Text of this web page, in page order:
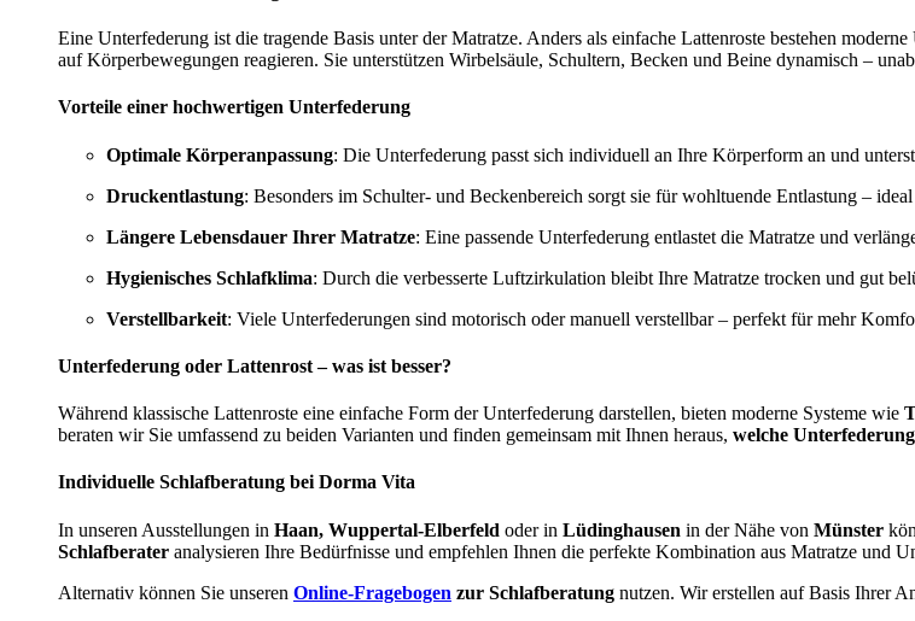
Eine Unterfederung ist die tragende Basis unter der Matratze. Anders als einfache Lattenroste bestehen
auf Körperbewegungen reagieren. Sie unterstützen Wirbelsäule, Schultern, Becken und Beine dynamisch –
Vorteile einer hochwertigen Unterfederung
Optimale Körperanpassung: Die Unterfederung passt sich individuell an Ihre Körperform an und
Druckentlastung: Besonders im Schulter- und Beckenbereich sorgt sie für wohltuende Entlastung –
Längere Lebensdauer Ihrer Matratze: Eine passende Unterfederung entlastet die Matratze und
Hygienisches Schlafklima: Durch die verbesserte Luftzirkulation bleibt Ihre Matratze trocken und gut
Verstellbarkeit: Viele Unterfederungen sind motorisch oder manuell verstellbar – perfekt für mehr
Unterfederung oder Lattenrost – was ist besser?
Während klassische Lattenroste eine einfache Form der Unterfederung darstellen, bieten moderne Systeme wie
beraten wir Sie umfassend zu beiden Varianten und finden gemeinsam mit Ihnen heraus, welche
Individuelle Schlafberatung bei Dorma Vita
In unseren Ausstellungen in Haan, Wuppertal-Elberfeld oder in Lüdinghausen in der Nähe von Münster
Schlafberater analysieren Ihre Bedürfnisse und empfehlen Ihnen die perfekte Kombination aus Matratze und
Alternativ können Sie unseren Online-Fragebogen zur Schlafberatung nutzen. Wir erstellen auf Basis Ihrer